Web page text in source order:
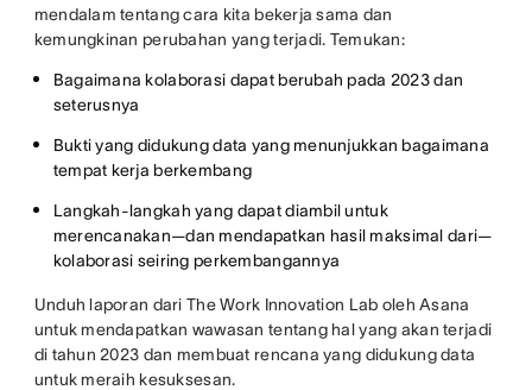
mendalam tentang cara kita bekerja sama dan
kemungkinan perubahan yang terjadi. Temukan:
Bagaimana kolaborasi dapat berubah pada 2023 dan
seterusnya
Bukti yang didukung data yang menunjukkan bagaimana
tempat kerja berkembang
Langkah-langkah yang dapat diambil untuk
merencanakan—dan mendapatkan hasil maksimal dari—
kolaborasi seiring perkembangannya
Unduh laporan dari The Work Innovation Lab oleh Asana
untuk mendapatkan wawasan tentang hal yang akan terjadi
di tahun 2023 dan membuat rencana yang didukung data
untuk meraih kesuksesan.